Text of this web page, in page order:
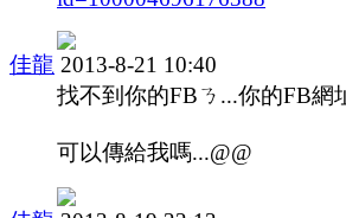
佳龍 2013-8-21 10:40
找不到你的FBㄋ...你的FB網
可以傳給我嗎...@@